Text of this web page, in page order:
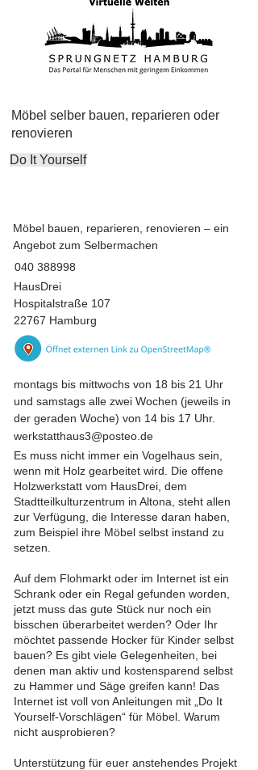
Möbel selber bauen, reparieren oder
renovieren
Do It Yourself
Möbel bauen, reparieren, renovieren – ein
Angebot zum Selbermachen
040 388998
HausDrei
Hospitalstraße 107
22767 Hamburg
montags bis mittwochs von 18 bis 21 Uhr
und samstags alle zwei Wochen (jeweils in
der geraden Woche) von 14 bis 17 Uhr.
werkstatthaus3@posteo.de
Es muss nicht immer ein Vogelhaus sein,
wenn mit Holz gearbeitet wird. Die offene
Holzwerkstatt vom HausDrei, dem
Stadtteilkulturzentrum in Altona, steht allen
zur Verfügung, die Interesse daran haben,
zum Beispiel ihre Möbel selbst instand zu
setzen.
Auf dem Flohmarkt oder im Internet ist ein
Schrank oder ein Regal gefunden worden,
jetzt muss das gute Stück nur noch ein
bisschen überarbeitet werden? Oder Ihr
möchtet passende Hocker für Kinder selbst
bauen? Es gibt viele Gelegenheiten, bei
denen man aktiv und kostensparend selbst
zu Hammer und Säge greifen kann! Das
Internet ist voll von Anleitungen mit „Do It
Yourself-Vorschlägen“ für Möbel. Warum
nicht ausprobieren?
Unterstützung für euer anstehendes Projekt